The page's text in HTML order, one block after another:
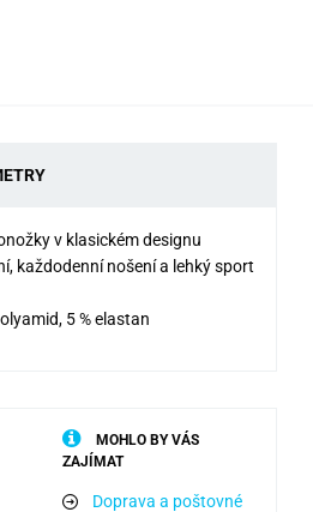
v klasickém designu
každodenní nošení a lehký sport
5 % elastan
MOHLO BY VÁS
ZAJÍMAT
Doprava a poštovné